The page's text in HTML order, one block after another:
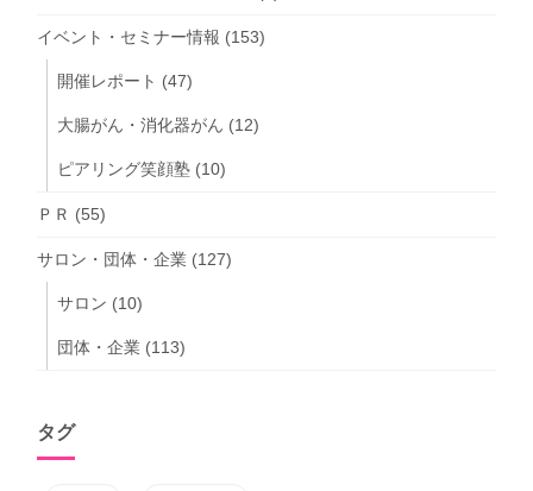
イベント・セミナー情報 (153)
開催レポート (47)
大腸がん・消化器がん (12)
ピアリング笑顔塾 (10)
ＰＲ (55)
サロン・団体・企業 (127)
サロン (10)
団体・企業 (113)
タグ